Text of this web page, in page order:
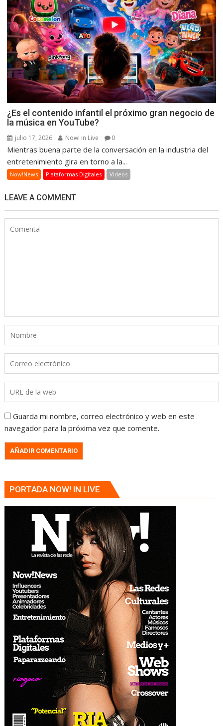
¿Es el contenido infantil el próximo gran negocio de
la música en YouTube?
julio 17, 2026 Now! in Live 0
Mientras buena parte de la conversación en la industria del
entretenimiento gira en torno a la...
Now!News Plataformas Digitales Videos
LEAVE A COMMENT
Guarda mi nombre, correo electrónico y web en este
navegador para la próxima vez que comente.
PORTADA NOW! IN LIVE